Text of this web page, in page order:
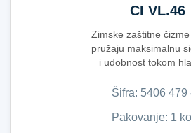
CI VL.46
Zimske zaštitne čizme
pružaju maksimalnu
i udobnost tokom
Šifra: 5​4​0​6​ ​4​7​9​
Pakovanje: 1